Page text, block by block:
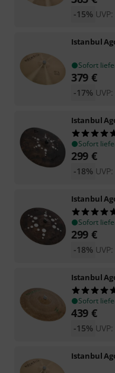
UVP:
-15%
Istanbul
Sofort
379 €
UVP:
-17%
Istanbul
Sofort
299 €
UVP:
-18%
Istanbul
Sofort
299 €
UVP:
-18%
Istanbul
Sofort
439 €
UVP:
-15%
Istanbul